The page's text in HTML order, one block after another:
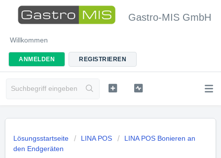
Gastro-MIS GmbH
Willkommen
ANMELDEN REGISTRIEREN
Lösungsstartseite LINA POS
LINA POS Bonieren an
den Endgeräten